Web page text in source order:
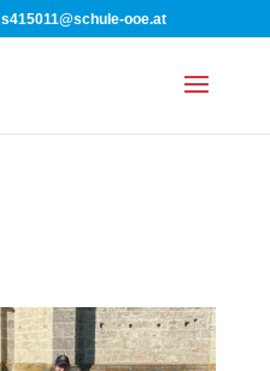
s415011@schule-ooe.at